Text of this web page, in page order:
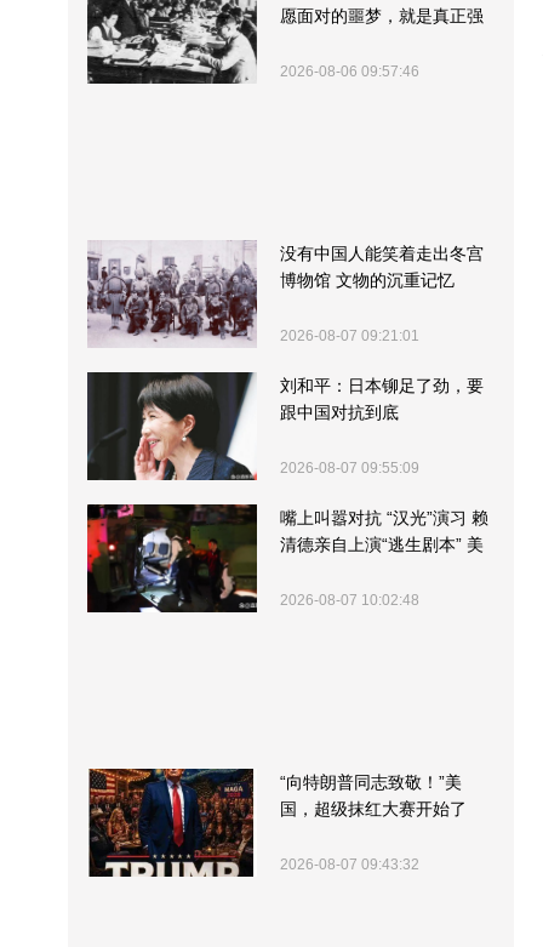
愿面对的噩梦，就是真正强
2026-08-06 09:57:46
没有中国人能笑着走出冬宫
博物馆 文物的沉重记忆
2026-08-07 09:21:01
刘和平：日本铆足了劲，要
跟中国对抗到底
2026-08-07 09:55:09
嘴上叫嚣对抗 “汉光”演习 赖
清德亲自上演“逃生剧本” 美
2026-08-07 10:02:48
“向特朗普同志致敬！”美
国，超级抹红大赛开始了
2026-08-07 09:43:32